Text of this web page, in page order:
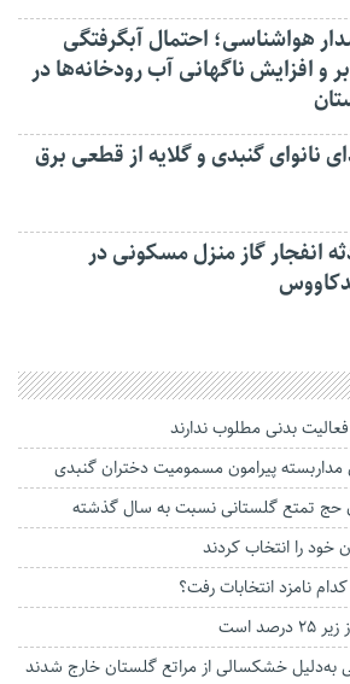
هواشناسی؛ احتمال آبگرفتگی
و افزایش ناگهانی آب رودخانه‌ها در
نانوای گنبدی و گلایه از قطعی برق
انفجار گاز منزل مسکونی در
مداربسته پیرامون مسمومیت دختران گنبدی
خود را انتخاب کردند
نامزد انتخابات رفت؟